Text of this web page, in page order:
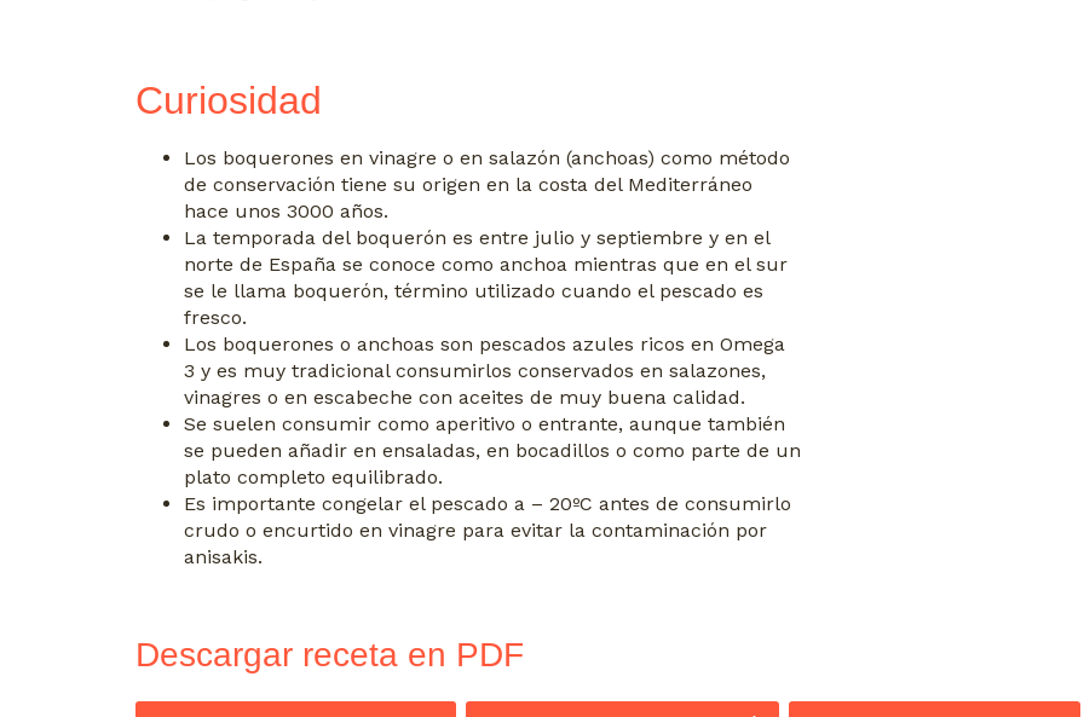
Curiosidad
Los boquerones en vinagre o en salazón (anchoas) como método
de conservación tiene su origen en la costa del Mediterráneo
hace unos 3000 años.
La temporada del boquerón es entre julio y septiembre y en el
norte de España se conoce como anchoa mientras que en el sur
se le llama boquerón, término utilizado cuando el pescado es
fresco.
Los boquerones o anchoas son pescados azules ricos en Omega
3 y es muy tradicional consumirlos conservados en salazones,
vinagres o en escabeche con aceites de muy buena calidad.
Se suelen consumir como aperitivo o entrante, aunque también
se pueden añadir en ensaladas, en bocadillos o como parte de un
plato completo equilibrado.
Es importante congelar el pescado a – 20ºC antes de consumirlo
crudo o encurtido en vinagre para evitar la contaminación por
anisakis.
Descargar receta en PDF